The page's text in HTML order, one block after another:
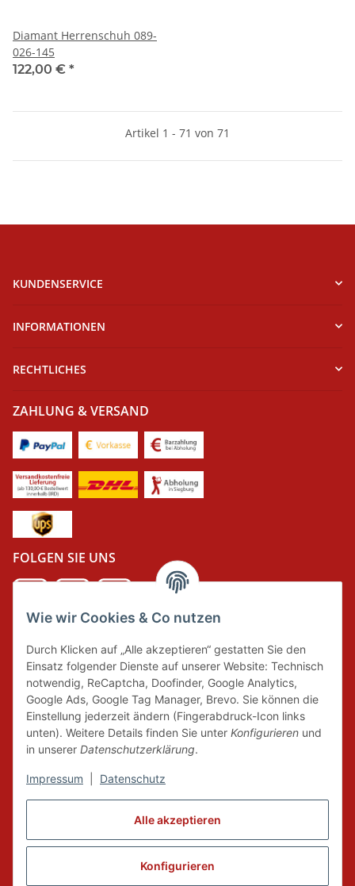
Alle akzeptieren
Konfigurieren
Wie wir Cookies & Co nutzen
Durch Klicken auf „Alle akzeptieren“ gestatten Sie den
Einsatz folgender Dienste auf unserer Website: Technisch
notwendig, ReCaptcha, Doofinder, Google Analytics,
Google Ads, Google Tag Manager, Brevo. Sie können die
Einstellung jederzeit ändern (Fingerabdruck-Icon links
unten). Weitere Details finden Sie unter Konfigurieren und
in unserer Datenschutzerklärung.
Impressum Datenschutz
Diamant Herrenschuh 089-
026-145
122,00 € *
Artikel 1 - 71 von 71
KUNDENSERVICE
INFORMATIONEN
RECHTLICHES
ZAHLUNG & VERSAND
FOLGEN SIE UNS
Wir tragen Verantwortung und erfüllen unsere
Pflichten zur Systembeteiligung nach dem
Verpackungsgesetz.
FAIRCOMMERCE
Wir sind seit 04.12.2015 Mitglied der Initiative
Vertrag widerrufen